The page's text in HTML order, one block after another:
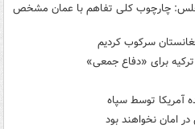
چارچوب کلی تفاهم با عمان مشخص
سرکوب کردیم
برای «دفاع جمعی»
آمریکا توسط سپاه
امان نخواهند بود